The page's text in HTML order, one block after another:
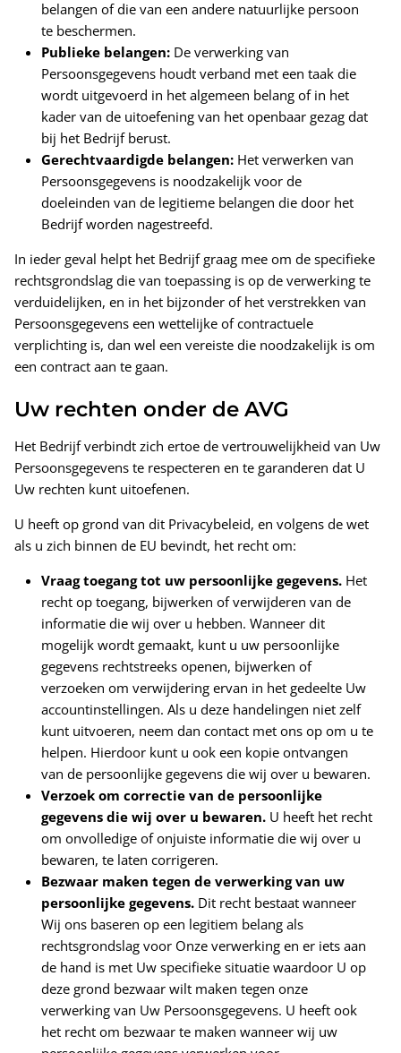
belangen of die van een andere natuurlijke persoon
te beschermen.
Publieke belangen: De verwerking van
Persoonsgegevens houdt verband met een taak die
wordt uitgevoerd in het algemeen belang of in het
kader van de uitoefening van het openbaar gezag dat
bij het Bedrijf berust.
Gerechtvaardigde belangen: Het verwerken van
Persoonsgegevens is noodzakelijk voor de
doeleinden van de legitieme belangen die door het
Bedrijf worden nagestreefd.
In ieder geval helpt het Bedrijf graag mee om de specifieke
rechtsgrondslag die van toepassing is op de verwerking te
verduidelijken, en in het bijzonder of het verstrekken van
Persoonsgegevens een wettelijke of contractuele
verplichting is, dan wel een vereiste die noodzakelijk is om
een ​​contract aan te gaan.
Uw rechten onder de AVG
Het Bedrijf verbindt zich ertoe de vertrouwelijkheid van Uw
Persoonsgegevens te respecteren en te garanderen dat U
Uw rechten kunt uitoefenen.
U heeft op grond van dit Privacybeleid, en volgens de wet
als u zich binnen de EU bevindt, het recht om:
Vraag toegang tot uw persoonlijke gegevens. Het
recht op toegang, bijwerken of verwijderen van de
informatie die wij over u hebben. Wanneer dit
mogelijk wordt gemaakt, kunt u uw persoonlijke
gegevens rechtstreeks openen, bijwerken of
verzoeken om verwijdering ervan in het gedeelte Uw
accountinstellingen. Als u deze handelingen niet zelf
kunt uitvoeren, neem dan contact met ons op om u te
helpen. Hierdoor kunt u ook een kopie ontvangen
van de persoonlijke gegevens die wij over u bewaren.
Verzoek om correctie van de persoonlijke
gegevens die wij over u bewaren. U heeft het recht
om onvolledige of onjuiste informatie die wij over u
bewaren, te laten corrigeren.
Bezwaar maken tegen de verwerking van uw
persoonlijke gegevens. Dit recht bestaat wanneer
Wij ons baseren op een legitiem belang als
rechtsgrondslag voor Onze verwerking en er iets aan
de hand is met Uw specifieke situatie waardoor U op
deze grond bezwaar wilt maken tegen onze
verwerking van Uw Persoonsgegevens. U heeft ook
het recht om bezwaar te maken wanneer wij uw